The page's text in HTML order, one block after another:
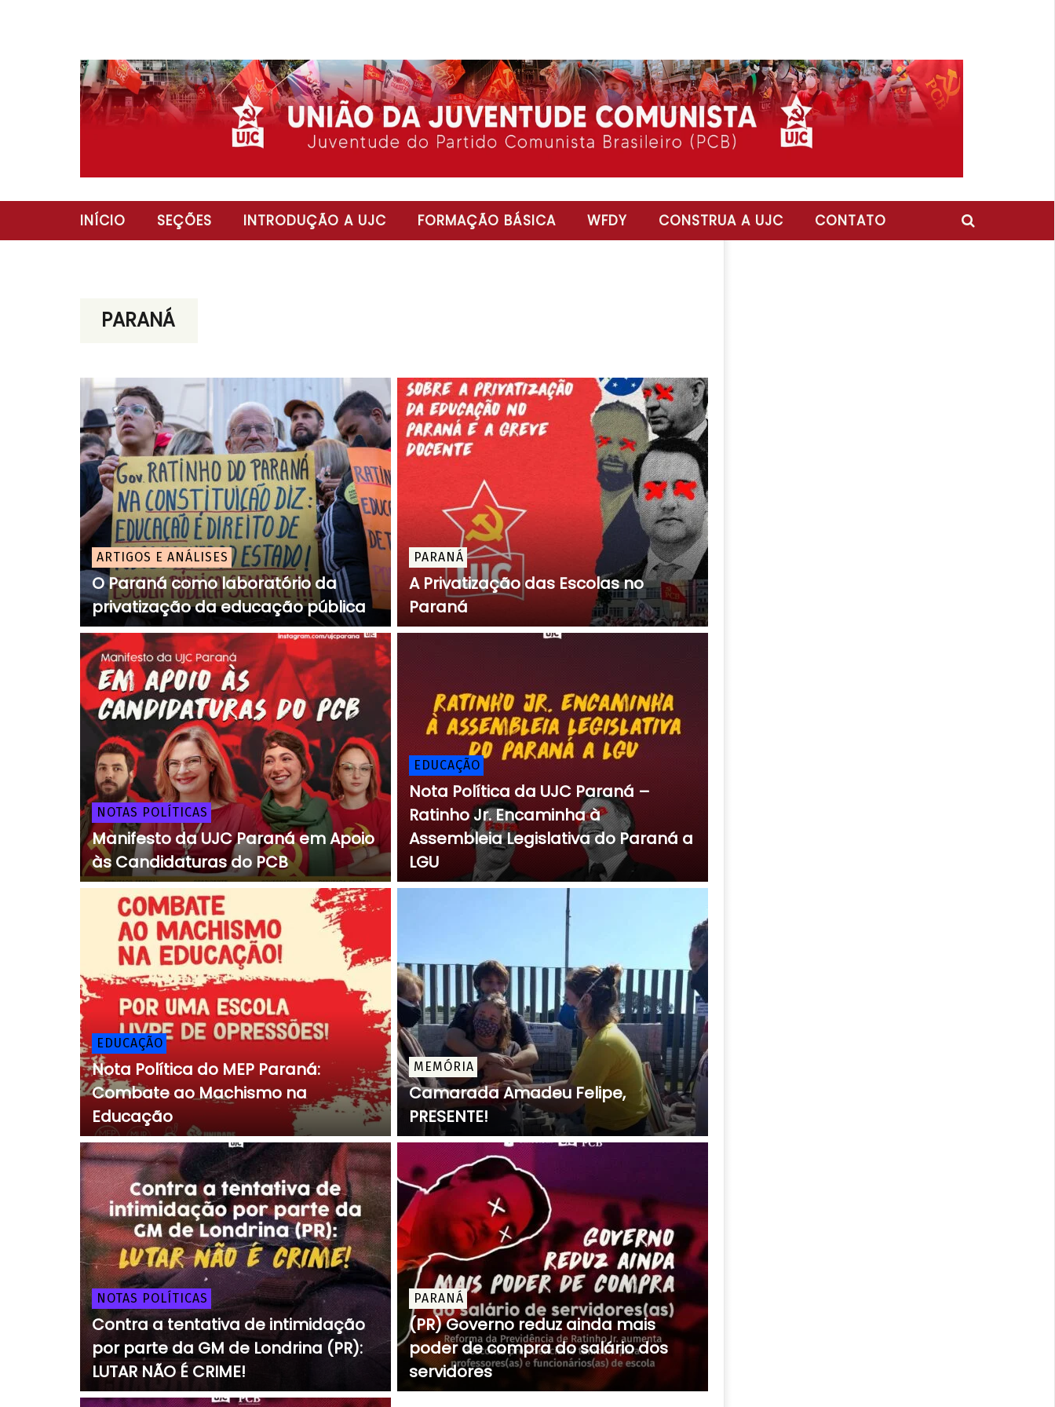
INÍCIO SEÇÕES INTRODUÇÃO A UJC FORMAÇÃO BÁSICA WFDY CONSTRUA A UJC CONTATO
PARANÁ
ARTIGOS E ANÁLISES
O Paraná como laboratório da
privatização da educação pública
PARANÁ
A Privatização das Escolas no
Paraná
NOTAS POLÍTICAS
Manifesto da UJC Paraná em Apoio
às Candidaturas do PCB
EDUCAÇÃO
Nota Política da UJC Paraná –
Ratinho Jr. Encaminha à
Assembleia Legislativa do Paraná a
LGU
EDUCAÇÃO
Nota Política do MEP Paraná:
Combate ao Machismo na
Educação
MEMÓRIA
Camarada Amadeu Felipe,
PRESENTE!
NOTAS POLÍTICAS
Contra a tentativa de intimidação
por parte da GM de Londrina (PR):
LUTAR NÃO É CRIME!
PARANÁ
(PR) Governo reduz ainda mais
poder de compra do salário dos
servidores